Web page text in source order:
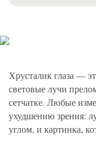
Хрусталик глаза —
световые лучи
сетчатке. Любые
ухудшению зрения:
углом, и картинка,